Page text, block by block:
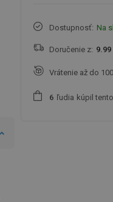
Dostupnosť: Na
Doručenie z: 9.99
Vrátenie až do
6 ľudia kúpil